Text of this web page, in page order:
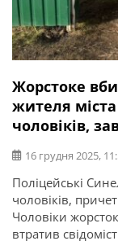
Жорстоке
жителя
чоловіків,
16 грудня 2025,
Поліцейські
чоловіків,
Чоловіки
втратив